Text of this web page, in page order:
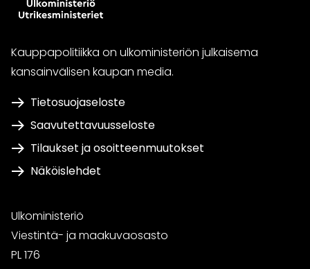
Kauppapolitiikka on ulkoministeriön julkaisema
kansainvälisen kaupan media.
Tietosuojaseloste
Saavutettavuusseloste
Tilaukset ja osoitteenmuutokset
Näköislehdet
Ulkoministeriö
Viestintä- ja maakuvaosasto
PL 176